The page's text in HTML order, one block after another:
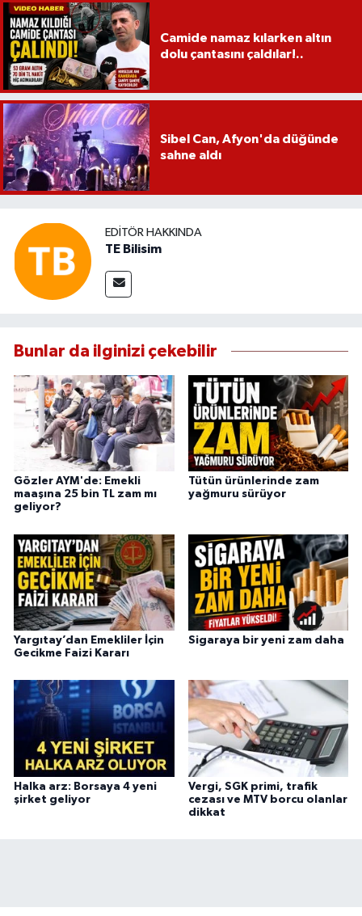
Camide namaz kılarken altın
dolu çantasını çaldılar!..
Sibel Can, Afyon'da düğünde
sahne aldı
EDITÖR HAKKINDA
TE Bilisim
Bunlar da ilginizi çekebilir
Gözler AYM'de: Emekli
maaşına 25 bin TL zam mı
geliyor?
Tütün ürünlerinde zam
yağmuru sürüyor
Yargıtay’dan Emekliler İçin
Gecikme Faizi Kararı
Sigaraya bir yeni zam daha
Halka arz: Borsaya 4 yeni
şirket geliyor
Vergi, SGK primi, trafik
cezası ve MTV borcu olanlar
dikkat